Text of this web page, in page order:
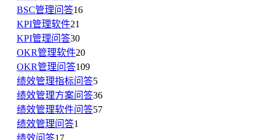
BSC管理问答16
KPI管理软件21
KPI管理问答30
OKR管理软件20
OKR管理问答109
绩效管理指标问答5
绩效管理方案问答36
绩效管理软件问答57
绩效管理问答1
绩效问答17